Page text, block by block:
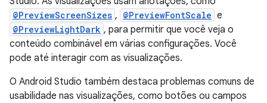
@PreviewScreenSizes , @PreviewFontScale e
@PreviewLightDark , para permitir que você veja o
conteúdo combinável em várias configurações. Você
pode até interagir com as visualizações.
O Android Studio também destaca problemas comuns de
usabilidade nas visualizações, como botões ou campos